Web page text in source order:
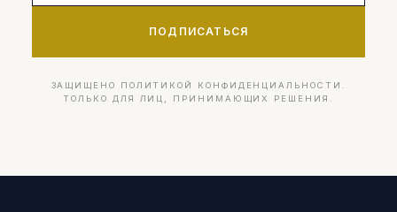
ПОДПИСАТЬСЯ
ЗАЩИЩЕНО ПОЛИТИКОЙ КОНФИДЕНЦИАЛЬНОСТИ.
ТОЛЬКО ДЛЯ ЛИЦ, ПРИНИМАЮЩИХ РЕШЕНИЯ.